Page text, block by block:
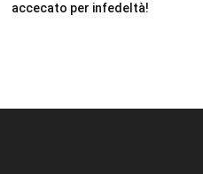
accecato per infedeltà!